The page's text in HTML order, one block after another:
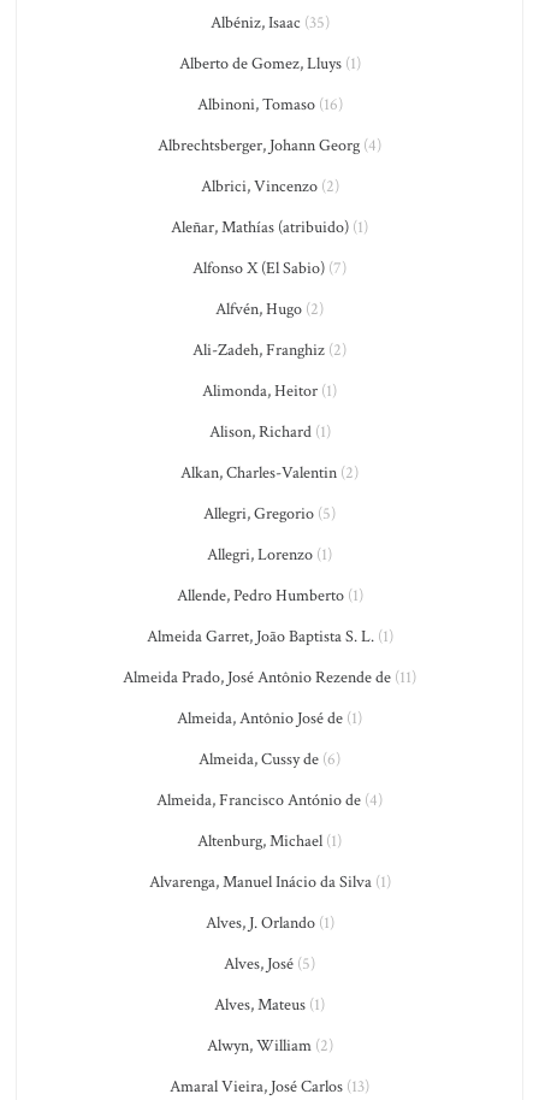
Albéniz, Isaac (35)
Alberto de Gomez, Lluys(1)
Albinoni, Tomaso(16)
Albrechtsberger, Johann Georg (4)
Albrici, Vincenzo(2)
Aleñar, Mathías (atribuido) (1)
Alfonso X (El Sabio) (7)
Alfvén, Hugo (2)
Ali-Zadeh, Franghiz (2)
Alimonda, Heitor (1)
Alison, Richard(1)
Alkan, Charles-Valentin (2)
Allegri, Gregorio (5)
Allegri, Lorenzo (1)
Allende, Pedro Humberto(1)
Almeida Garret, João Baptista S. L.(1)
Almeida Prado, José Antônio Rezende de (11)
Almeida, Antônio José de (1)
Almeida, Cussy de (6)
Almeida, Francisco António de (4)
Altenburg, Michael (1)
Alvarenga, Manuel Inácio da Silva(1)
Alves, J. Orlando(1)
Alves, José (5)
Alves, Mateus (1)
Alwyn, William(2)
Amaral Vieira, José Carlos (13)